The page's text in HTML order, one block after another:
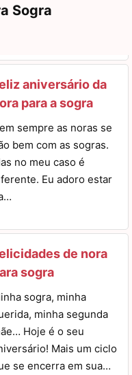
Sogra
aniversário da
para a sogra
sempre as noras se
bem com as sogras.
no meu caso é
Eu adoro estar
de nora
sogra
sogra, minha
minha segunda
Hoje é o seu
Mais um ciclo
se encerra em sua…